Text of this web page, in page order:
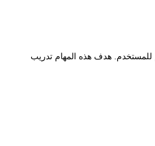
للمستخدم. هدف هذه المهام تدريب